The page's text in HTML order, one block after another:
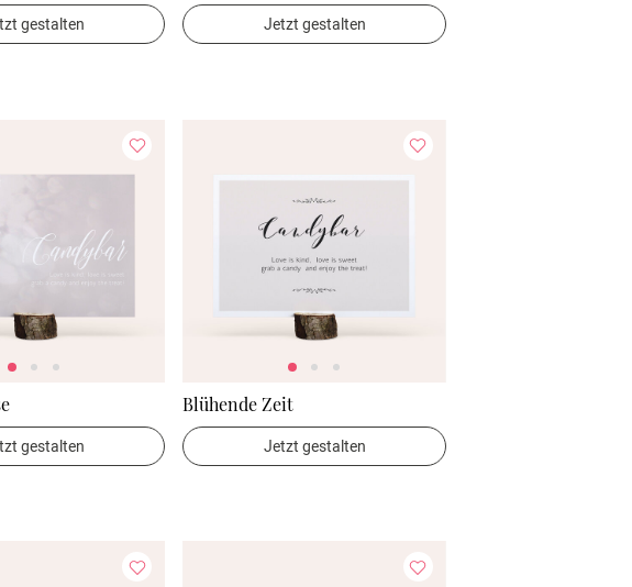
gestalten Jetzt gestalten
gestalten
Blühende Zeit
Jetzt gestalten